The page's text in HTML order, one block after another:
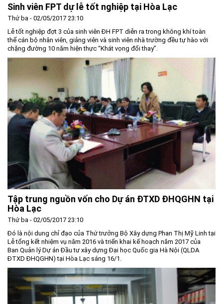
Công nghệ và Sản phẩm
Sinh viên FPT dự lễ tốt nghiệp tại Hòa Lạc
Thứ ba - 02/05/2017 23:10
Lễ tốt nghiệp đợt 3 của sinh viên ĐH FPT diễn ra trong không khí toàn
thể cán bộ nhân viên, giảng viên và sinh viên nhà trường đều tự hào với
chặng đường 10 năm hiện thực “Khát vọng đổi thay”.
Tập trung nguồn vốn cho Dự án ĐTXD ĐHQGHN tại
Hòa Lạc
Thứ ba - 02/05/2017 23:10
Đó là nội dung chỉ đạo của Thứ trưởng Bộ Xây dựng Phan Thị Mỹ Linh tại
Lễ tổng kết nhiệm vụ năm 2016 và triển khai kế hoạch năm 2017 của
Ban Quản lý Dự án Đầu tư xây dựng Đại học Quốc gia Hà Nội (QLDA
ĐTXD ĐHQGHN) tại Hòa Lạc sáng 16/1.